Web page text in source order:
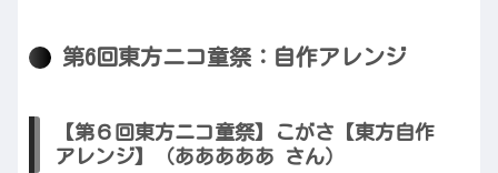
第6回東方ニコ童祭：自作アレンジ
【第６回東方ニコ童祭】こがさ【東方自作
アレンジ】（あああああ さん）